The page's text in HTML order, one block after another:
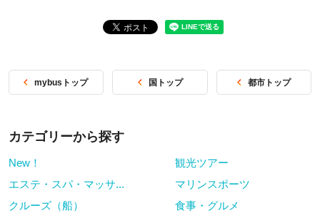
様現地払い）
ります。
（当日のスケジュールは変更になる
可能性がございます。）
mybusトップ 国トップ 都市トップ
カテゴリーから探す
New！
観光ツアー
エステ・スパ・マッサ...
マリンスポーツ
クルーズ（船）
食事・グルメ